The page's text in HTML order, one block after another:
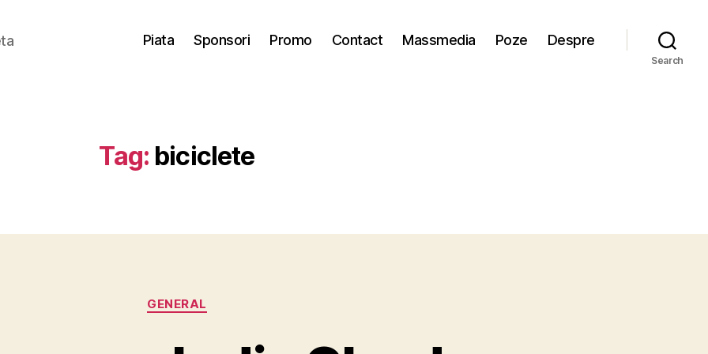
Piata Sponsori Promo Contact Massmedia Poze Despre
Search
Tag: biciclete
Categories
GENERAL